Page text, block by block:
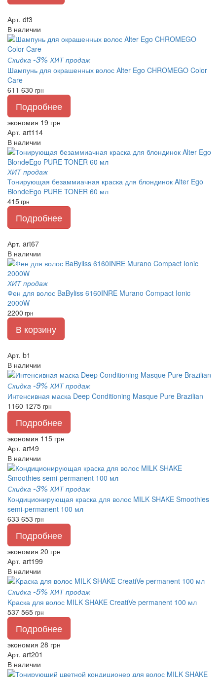
Арт. df3
В наличии
Скидка -3% ХИТ продаж
Шампунь для окрашенных волос Alter Ego CHROMEGO Color
Care
611 630 грн
Подробнее
экономия 19 грн
Арт. art114
В наличии
ХИТ продаж
Тонирующая безаммиачная краска для блондинок Alter Ego
BlondeEgo PURE TONER 60 мл
415грн
Подробнее
Арт. art67
В наличии
ХИТ продаж
Фен для волос BaByliss 6160INRE Murano Compact Ionic
2000W
2200 грн
В корзину
Арт. b1
В наличии
Скидка -9% ХИТ продаж
Интенсивная маска Deep Conditioning Masque Pure Brazilian
1160 1275 грн
Подробнее
экономия 115 грн
Арт. art49
В наличии
Скидка -3% ХИТ продаж
Кондиционирующая краска для волос MILK SHAKE Smoothies
semi-permanent 100 мл
633 653 грн
Подробнее
экономия 20 грн
Арт. art199
В наличии
Скидка -5% ХИТ продаж
Kраска для волос MILK SHAKE СreatiVe permanent 100 мл
537 565 грн
Подробнее
экономия 28 грн
Арт. art201
В наличии